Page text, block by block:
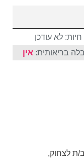
חיות: לא עודכן
בריאותית: אין
ת לצחוק,